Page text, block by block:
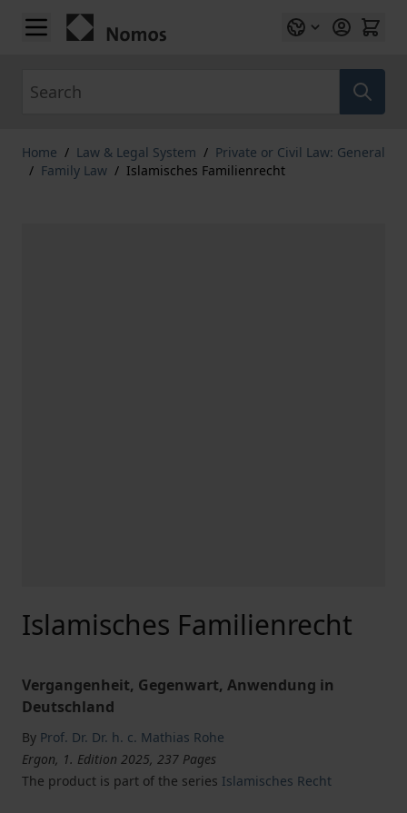
Skip to Content
Home / Law & Legal System / Private or Civil Law: General
/ Family Law / Islamisches Familienrecht
Islamisches Familienrecht
Vergangenheit, Gegenwart, Anwendung in
Deutschland
By Prof. Dr. Dr. h. c. Mathias Rohe
Ergon, 1. Edition 2025, 237 Pages
The product is part of the series Islamisches Recht